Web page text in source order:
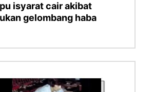
isyarat cair akibat
gelombang haba